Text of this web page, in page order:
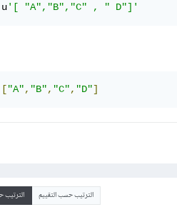
u'[ "A","B","C" , " D"]'
["A", "B", "C", "D"]
الترتيب حسب التقييم الترتيب